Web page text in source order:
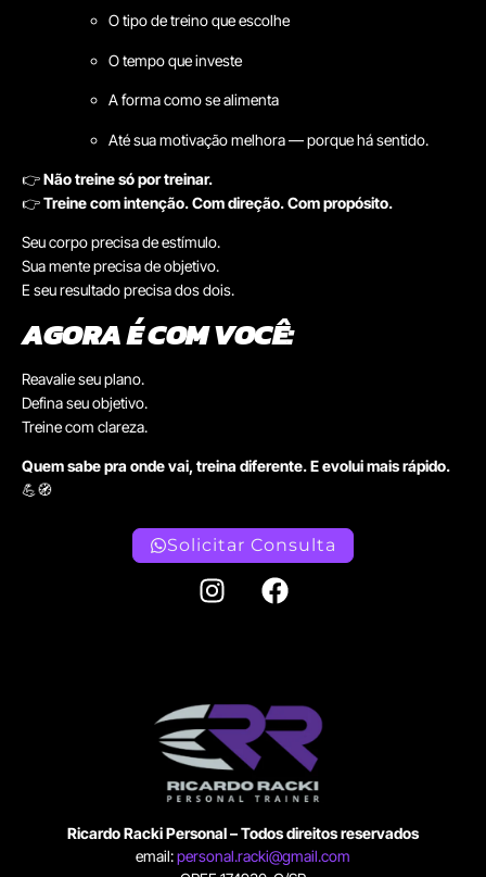
O tipo de treino que escolhe
O tempo que investe
A forma como se alimenta
Até sua motivação melhora — porque há sentido.
👉Não treine só por treinar.
👉Treine com intenção. Com direção. Com propósito.
Seu corpo precisa de estímulo.
Sua mente precisa de objetivo.
E seu resultado precisa dos dois.
AGORA É COM VOCÊ:
Reavalie seu plano.
Defina seu objetivo.
Treine com clareza.
Quem sabe pra onde vai, treina diferente. E evolui mais rápido.
💪🧭
Solicitar Consulta
Ricardo Racki Personal – Todos direitos reservados
email:personal.racki@gmail.com